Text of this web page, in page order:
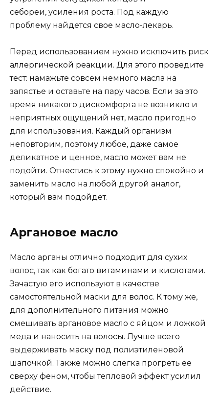
себореи, усиления роста. Под каждую
проблему найдется свое масло-лекарь.
Перед использованием нужно исключить риск
аллергической реакции. Для этого проведите
тест: намажьте совсем немного масла на
запястье и оставьте на пару часов. Если за это
время никакого дискомфорта не возникло и
неприятных ощущений нет, масло пригодно
для использования. Каждый организм
неповторим, поэтому любое, даже самое
деликатное и ценное, масло может вам не
подойти. Отнестись к этому нужно спокойно и
заменить масло на любой другой аналог,
который вам подойдет.
Аргановое масло
Масло арганы отлично подходит для сухих
волос, так как богато витаминами и кислотами.
Зачастую его используют в качестве
самостоятельной маски для волос. К тому же,
для дополнительного питания можно
смешивать аргановое масло с яйцом и ложкой
меда и наносить на волосы. Лучше всего
выдерживать маску под полиэтиленовой
шапочкой. Также можно слегка прогреть ее
сверху феном, чтобы тепловой эффект усилил
действие.